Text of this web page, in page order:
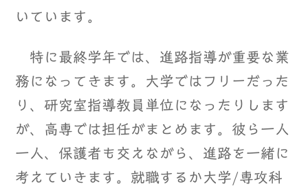
いています。
特に最終学年では、進路指導が重要な業
務になってきます。大学ではフリーだった
り、研究室指導教員単位になったりします
が、高専では担任がまとめます。彼ら一人
一人、保護者も交えながら、進路を一緒に
考えていきます。就職するか大学/専攻科